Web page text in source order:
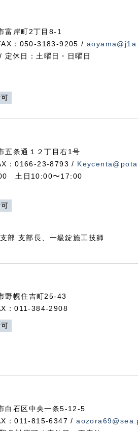
富岸町2丁目 8-1
：050-3183-9205 /
休日：土曜日・日曜日
条通１２丁目右1号
：0166-23-8793 /
土日10:00〜17:00
部 支部長、一級錠施工技師
幌住吉町25-43
：011-384-2908
石区中央一条5-12-5
：011-815-6347 /